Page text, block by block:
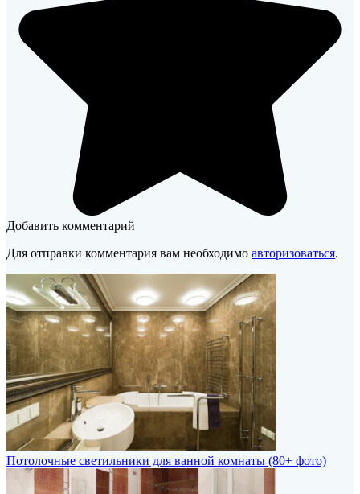
Добавить комментарий
Для отправки комментария вам необходимо авторизоваться.
Потолочные светильники для ванной комнаты (80+ фото)